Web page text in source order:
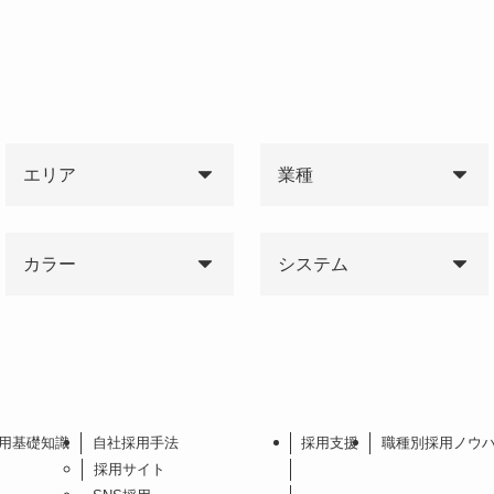
エリア 業種
カラー システム
基礎知識
自社採用手法
採用サイト
採用支援 職種別採用ノウ